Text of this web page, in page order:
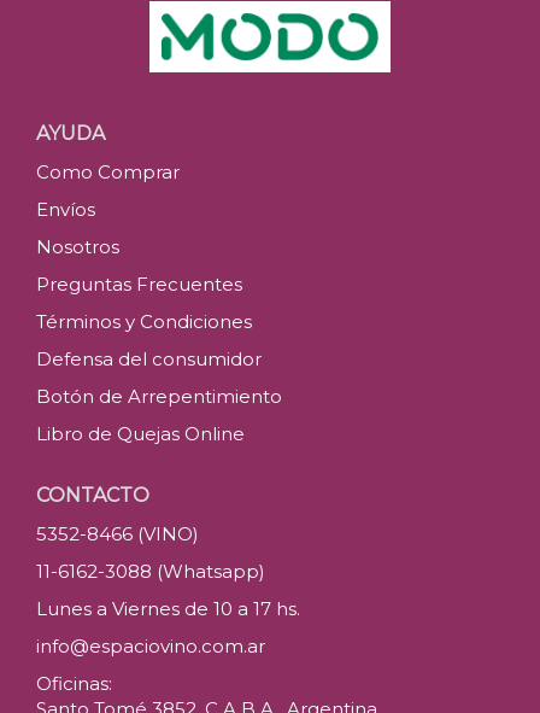
AYUDA
Como Comprar
Envíos
Nosotros
Preguntas Frecuentes
Términos y Condiciones
Defensa del consumidor
Botón de Arrepentimiento
Libro de Quejas Online
CONTACTO
5352-8466 (VINO)
11-6162-3088 (Whatsapp)
Lunes a Viernes de 10 a 17 hs.
info@espaciovino.com.ar
Oficinas: